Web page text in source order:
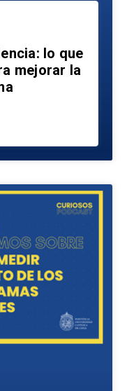
lo que
mejorar la